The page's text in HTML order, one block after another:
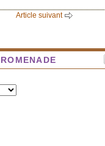
Article suivant